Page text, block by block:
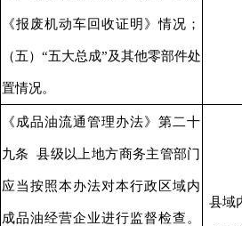
《报废机动车回收证明》情况；
（五）“五大总成”及其他零部件处
置情况。
《成品油流通管理办法》第二十
九条 县级以上地方商务主管部门
应当按照本办法对本行政区域内
成品油经营企业进行监督检查。
县域